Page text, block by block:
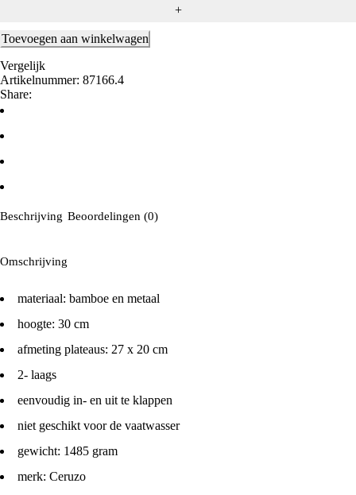
Toevoegen aan winkelwagen
Vergelijk
Artikelnummer: 87166.4
Share:
Beschrijving Beoordelingen (0)
Omschrijving
materiaal: bamboe en metaal
hoogte: 30 cm
afmeting plateaus: 27 x 20 cm
2- laags
eenvoudig in- en uit te klappen
niet geschikt voor de vaatwasser
gewicht: 1485 gram
merk: Ceruzo